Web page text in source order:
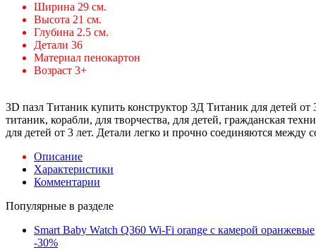
Ширина 29 см.
Высота 21 см.
Глубина 2.5 см.
Детали 36
Материал пенокартон
Возраст 3+
3D пазл Титаник купить конструктор 3Д Титаник для детей
титаник, корабли, для творчества, для детей, гражданская
для детей от 3 лет. Детали легко и прочно соединяются между
Описание
Характеристики
Комментарии
Популярные в разделе
Smart Baby Watch Q360 Wi-Fi orange с камерой оранжевые
-30%